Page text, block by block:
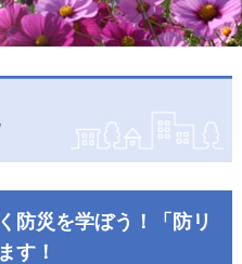
防災を学ぼう！「防リ
す！